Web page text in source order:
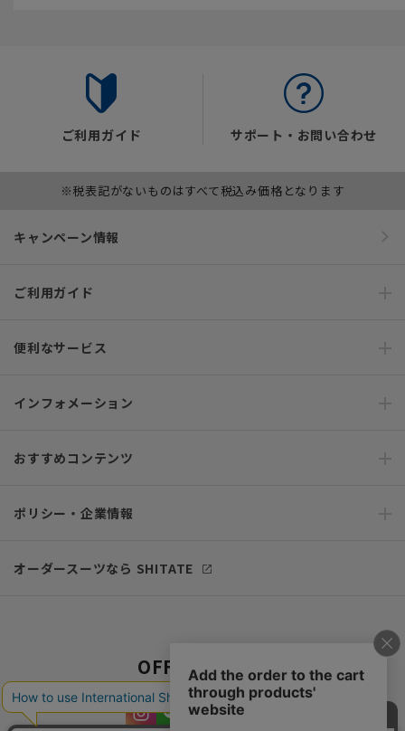
ご利用ガイド サポート・お問い合わせ
※税表記がないものはすべて税込み価格となります
キャンペーン情報
ご利用ガイド
便利なサービス
インフォメーション
おすすめコンテンツ
ポリシー・企業情報
オーダースーツなら SHITATE
OFFICIAL SNS